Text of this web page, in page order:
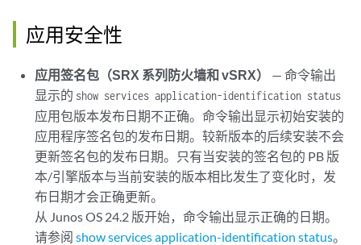
应用安全性
应用签名包（SRX 系列防火墙和 vSRX）
— 命令输出
显示的 show services application-identification status
应用包版本发布日期不正确。命令输出显示初始安装的
应用程序签名包的发布日期。较新版本的后续安装不会
更新签名包的发布日期。只有当安装的签名包的 PB 版
本/引擎版本与当前安装的版本相比发生了变化时，发
布日期才会正确更新。
从 Junos OS 24.2 版开始，命令输出显示正确的日期。
请参阅show services application-identification status。